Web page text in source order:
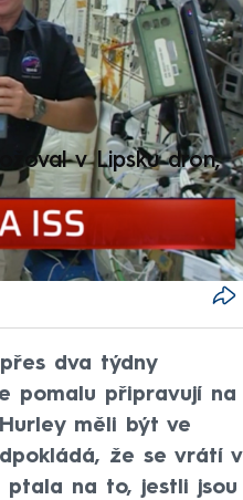
v Lipsku dron,
dva týdny
pomalu připravují na
měli být ve
že se vrátí v
ptala na to, jestli jsou